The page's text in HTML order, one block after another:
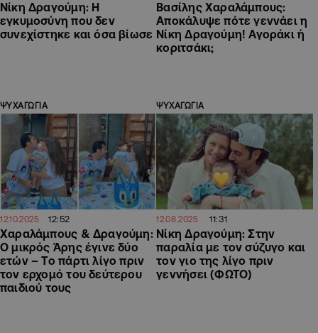
Nίκη Δραγούμη: H
εγκυμοσύνη που δεν
συνεχίστηκε και όσα βίωσε
Βασίλης Χαραλάμπους:
Aποκάλυψε πότε γεννάει η
Νίκη Δραγούμη! Αγοράκι ή
κοριτσάκι;
ΨΥΧΑΓΩΓΙΑ
12.10.2025 12:52
Χαραλάμπους & Δραγούμη:
Ο μικρός Άρης έγινε δύο
ετών – Το πάρτι λίγο πριν
τον ερχομό του δεύτερου
παιδιού τους
ΨΥΧΑΓΩΓΙΑ
12.08.2025 11:31
Νίκη Δραγούμη: Στην
παραλία με τον σύζυγο και
τον γιο της λίγο πριν
γεννήσει (ΦΩΤΟ)